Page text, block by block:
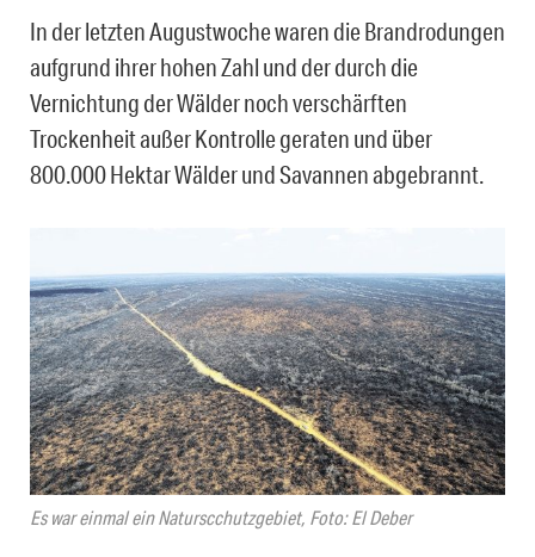
In der letzten Augustwoche waren die Brandrodungen
aufgrund ihrer hohen Zahl und der durch die
Vernichtung der Wälder noch verschärften
Trockenheit außer Kontrolle geraten und über
800.000 Hektar Wälder und Savannen abgebrannt.
Es war einmal ein Naturscchutzgebiet, Foto: El Deber